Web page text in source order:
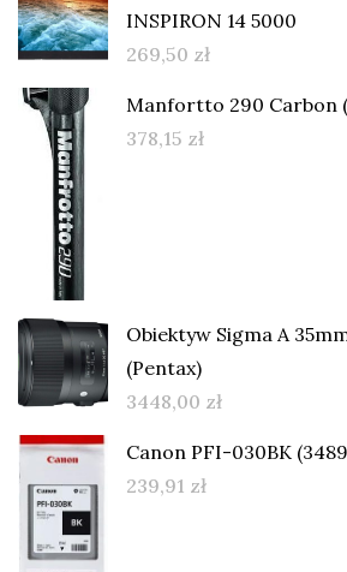
INSPIRON 14 5000
269,50 zł
Manfortto 290 Carbon
378,15 zł
Obiektyw Sigma A
(Pentax)
3448,00 zł
Canon PFI-030BK
239,91 zł